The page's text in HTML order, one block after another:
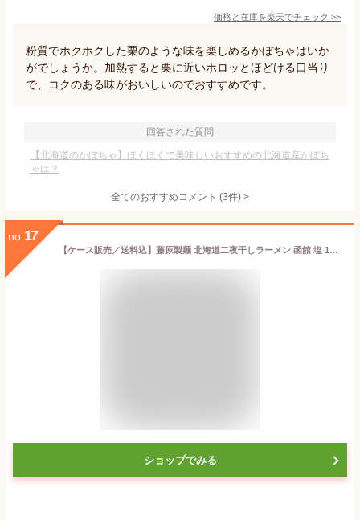
価格と在庫を楽天でチェック >>
粉質でホクホクした栗のような味を楽しめるかぼちゃはいか
がでしょうか。加熱すると栗に近いホロッとほどける口当り
で、コクのある味がおいしいのでおすすめです。
回答された質問
【北海道のかぼちゃ】ほくほくで美味しいおすすめの北海道産かぼち
ゃは？
全てのおすすめコメント (3件) >
no. 17
【ケース販売／送料込】藤原製麺 北海道二夜干しラーメン 函館 塩 1人前×10個セット｜北海道 お土産 仕送り おいしい 離れて暮らす家族に ストック お手軽 国産
ショップでみる